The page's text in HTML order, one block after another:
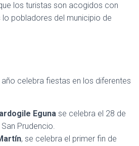
los turistas son acogidos con
pobladores del municipio de
celebra fiestas en los diferentes
Eguna se celebra el 28 de
Prudencio.
, se celebra el primer fin de